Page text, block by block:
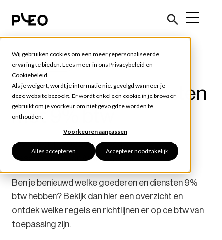
Wij gebruiken cookies om een meer gepersonaliseerde
ervaring te bieden. Lees meer in ons Privacybeleid en
Cookiebeleid.
Als je weigert, wordt je informatie niet gevolgd wanneer je
deze website bezoekt. Er wordt enkel een cookie in je browser
gebruikt om je voorkeur om niet gevolgd te worden te
onthouden.
Voorkeuren aanpassen
Alles accepteren Accepteer noodzakelijk
Tools en tips
Goederen en diensten
met 9% btw
november 11, 20225 min read
Geschreven doorArie Vogelaar
Ben je benieuwd welke goederen en diensten 9%
btw hebben? Bekijk dan hier een overzicht en
ontdek welke regels en richtlijnen er op de btw van
toepassing zijn.